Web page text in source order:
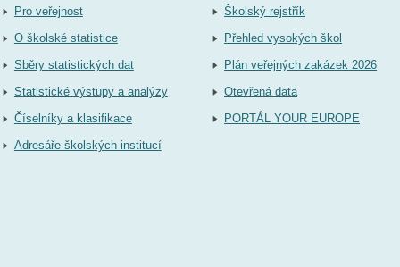
Pro veřejnost
O školské statistice
Sběry statistických dat
Statistické výstupy a analýzy
Číselníky a klasifikace
Adresáře školských institucí
Školský rejstřík
Přehled vysokých škol
Plán veřejných zakázek 2026
Otevřená data
PORTÁL YOUR EUROPE